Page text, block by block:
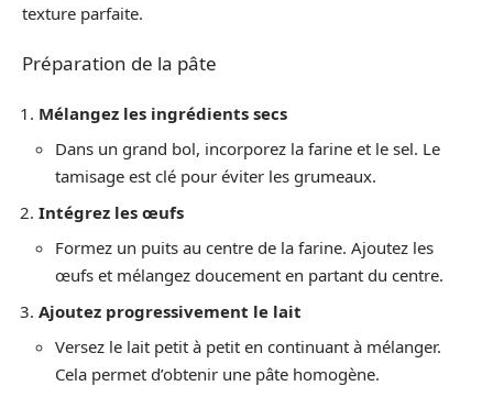
texture parfaite.
Préparation de la pâte
Mélangez les ingrédients secs
Dans un grand bol, incorporez la farine et le sel. Le
tamisage est clé pour éviter les grumeaux.
Intégrez les œufs
Formez un puits au centre de la farine. Ajoutez les
œufs et mélangez doucement en partant du centre.
Ajoutez progressivement le lait
Versez le lait petit à petit en continuant à mélanger.
Cela permet d’obtenir une pâte homogène.